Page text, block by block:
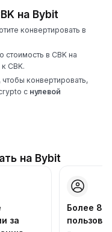
на Bybit
конвертировать в
стоимость в CBK на
CBK.
конвертировать,
с нулевой
на Bybit
за
Более 86